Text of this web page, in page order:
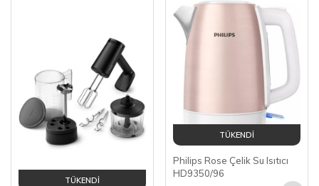
TÜKENDİ
TÜKENDİ
Philips Rose Çelik Su Isıtıcı
HD9350/96